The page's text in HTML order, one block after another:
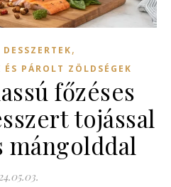
,
ÉS PÁROLT ZÖLDSÉGEK
főzéses
tojással
mángolddal